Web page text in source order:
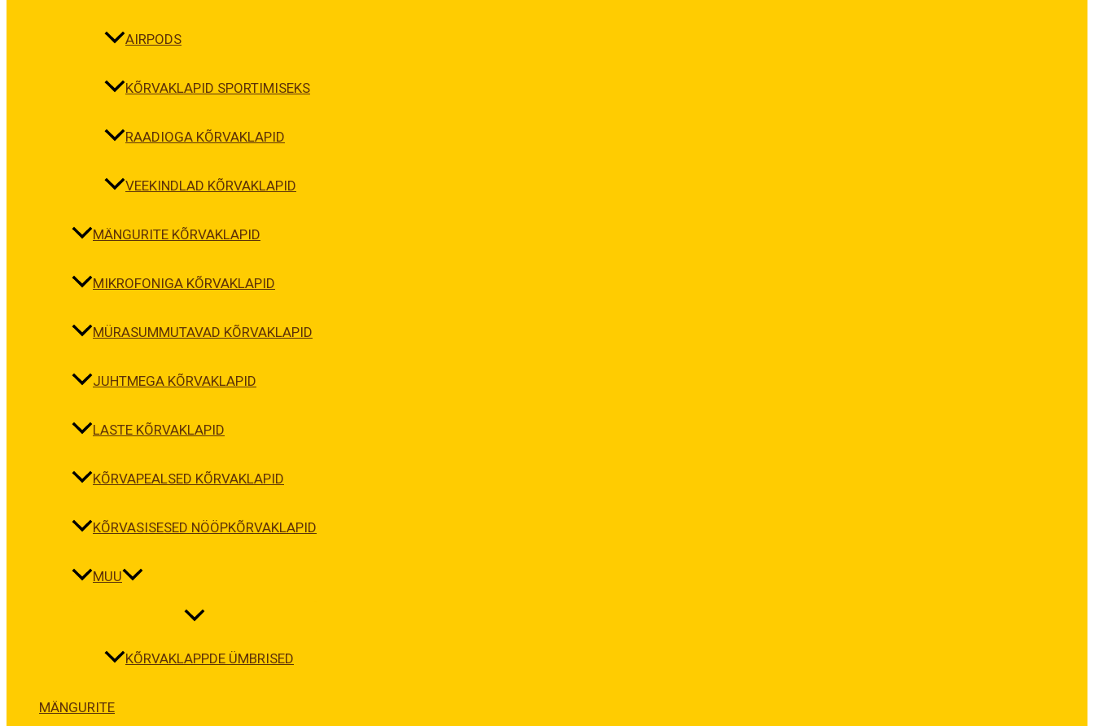
AIRPODS
KÕRVAKLAPID SPORTIMISEKS
RAADIOGA KÕRVAKLAPID
VEEKINDLAD KÕRVAKLAPID
MÄNGURITE KÕRVAKLAPID
MIKROFONIGA KÕRVAKLAPID
MÜRASUMMUTAVAD KÕRVAKLAPID
JUHTMEGA KÕRVAKLAPID
LASTE KÕRVAKLAPID
KÕRVAPEALSED KÕRVAKLAPID
KÕRVASISESED NÖÖPKÕRVAKLAPID
MUU
KÕRVAKLAPPDE ÜMBRISED
MÄNGURITE